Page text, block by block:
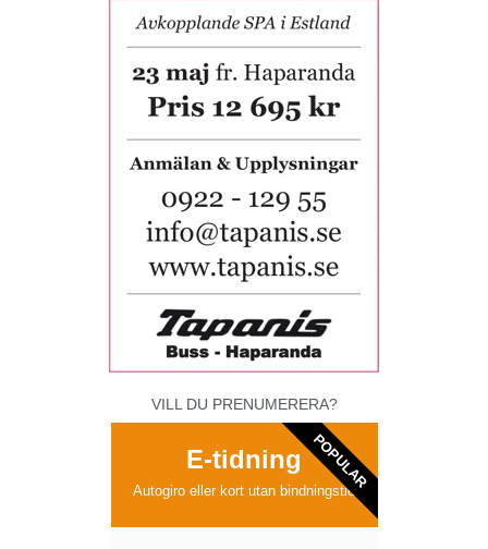
VILL DU PRENUMERERA?
E-tidning
Autogiro eller kort utan bindningstid
POPULAR